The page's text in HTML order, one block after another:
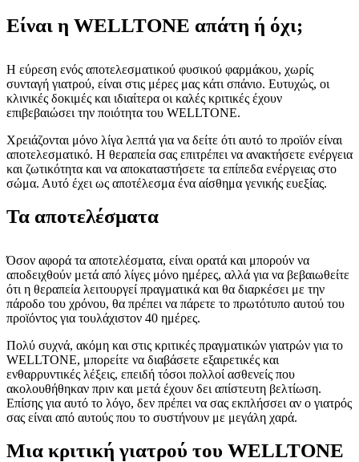
Είναι η WELLTONE απάτη ή όχι;
Η εύρεση ενός αποτελεσματικού φυσικού φαρμάκου, χωρίς
συνταγή γιατρού, είναι στις μέρες μας κάτι σπάνιο. Ευτυχώς, οι
κλινικές δοκιμές και ιδιαίτερα οι καλές κριτικές έχουν
επιβεβαιώσει την ποιότητα του WELLTONE.
Χρειάζονται μόνο λίγα λεπτά για να δείτε ότι αυτό το προϊόν είναι
αποτελεσματικό. Η θεραπεία σας επιτρέπει να ανακτήσετε ενέργεια
και ζωτικότητα και να αποκαταστήσετε τα επίπεδα ενέργειας στο
σώμα. Αυτό έχει ως αποτέλεσμα ένα αίσθημα γενικής ευεξίας.
Τα αποτελέσματα
Όσον αφορά τα αποτελέσματα, είναι ορατά και μπορούν να
αποδειχθούν μετά από λίγες μόνο ημέρες, αλλά για να βεβαιωθείτε
ότι η θεραπεία λειτουργεί πραγματικά και θα διαρκέσει με την
πάροδο του χρόνου, θα πρέπει να πάρετε το πρωτότυπο αυτού του
προϊόντος για τουλάχιστον 40 ημέρες.
Πολύ συχνά, ακόμη και στις κριτικές πραγματικών γιατρών για το
WELLTONE, μπορείτε να διαβάσετε εξαιρετικές και
ενθαρρυντικές λέξεις, επειδή τόσοι πολλοί ασθενείς που
ακολουθήθηκαν πριν και μετά έχουν δει απίστευτη βελτίωση.
Επίσης για αυτό το λόγο, δεν πρέπει να σας εκπλήσσει αν ο γιατρός
σας είναι από αυτούς που το συστήνουν με μεγάλη χαρά.
Μια κριτική γιατρού του WELLTONE